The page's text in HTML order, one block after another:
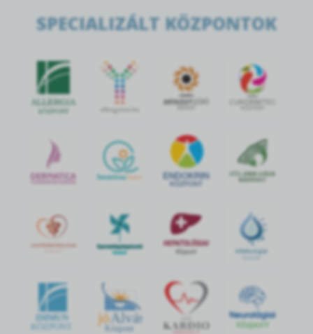
SPECIALIZÁLT KÖZPONTOK
IMMUN
KÖZPONT
jó Alvás
Központ